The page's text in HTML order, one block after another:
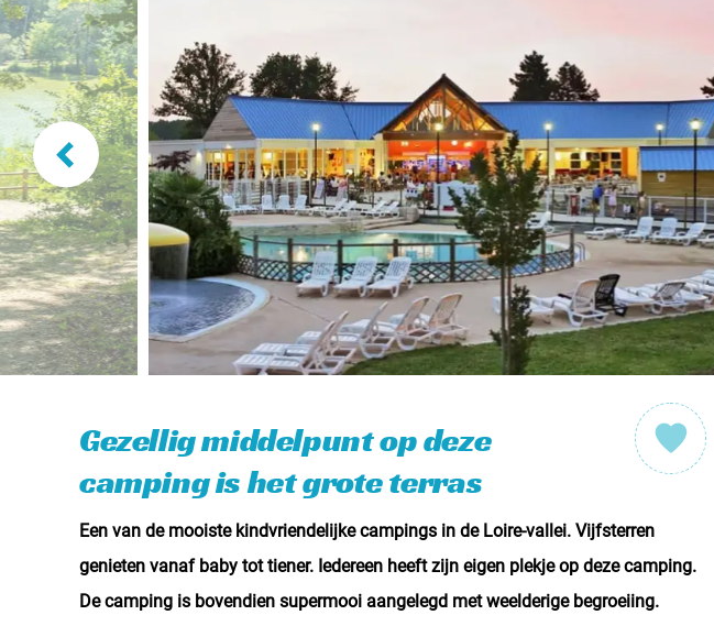
Gezellig middelpunt op deze
camping is het grote terras
Een van de mooiste kindvriendelijke campings in de Loire-vallei. Vijfsterren
genieten vanaf baby tot tiener. Iedereen heeft zijn eigen plekje op deze camping.
De camping is bovendien supermooi aangelegd met weelderige begroeiing.